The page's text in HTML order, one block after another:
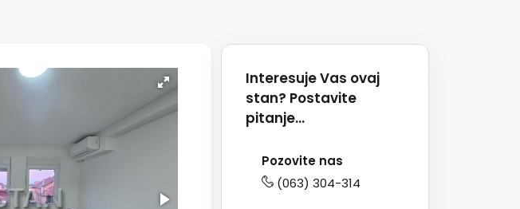
Interesuje Vas ovaj
stan? Postavite
pitanje...
Pozovite nas
(063) 304-314